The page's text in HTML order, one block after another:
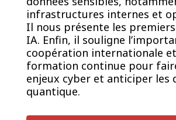
infrastructures internes et
Il nous présente les premiers
IA. Enfin, il souligne
coopération internationale
formation continue pour
enjeux cyber et anticiper les
quantique.